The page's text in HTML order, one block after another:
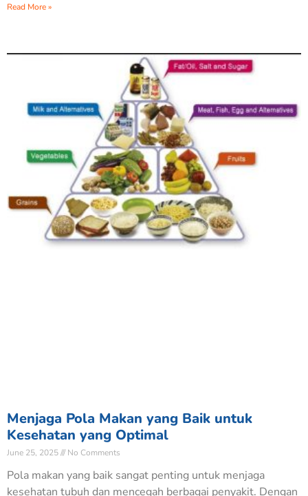
Read More »
Menjaga Pola Makan yang Baik untuk
Kesehatan yang Optimal
June 25, 2025 No Comments
Pola makan yang baik sangat penting untuk menjaga
kesehatan tubuh dan mencegah berbagai penyakit. Dengan